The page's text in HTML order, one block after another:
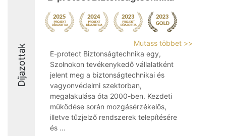
Díjazottak
Mutass többet >>
E-protect Biztonságtechnika egy,
Szolnokon tevékenykedő vállalatként
jelent meg a biztonságtechnikai és
vagyonvédelmi szektorban,
megalakulása óta 2000-ben. Kezdeti
működése során mozgásérzékelős,
illetve tűzjelző rendszerek telepítésére
és ...